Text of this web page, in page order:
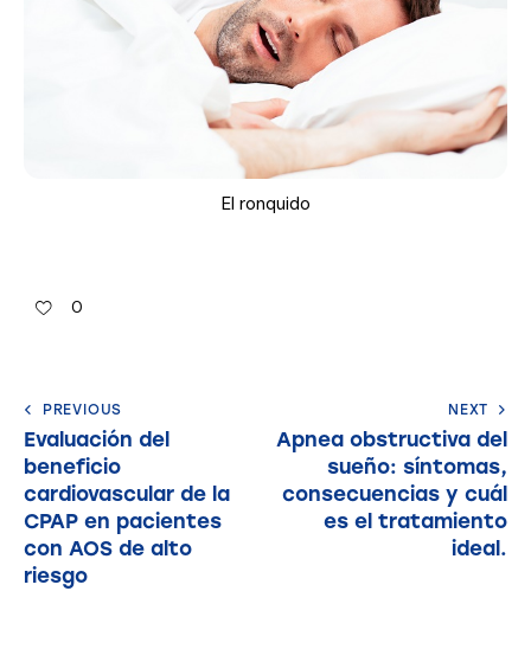
El ronquido
0
PREVIOUS
Evaluación del
beneficio
cardiovascular de la
CPAP en pacientes
con AOS de alto
riesgo
NEXT
Apnea obstructiva del
sueño: síntomas,
consecuencias y cuál
es el tratamiento
ideal.